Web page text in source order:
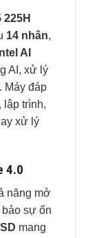
225H
14 nhân,
Intel AI
AI, xử lý
Máy đáp
lập trình,
xử lý
4.0
năng mở
sự ổn
mang